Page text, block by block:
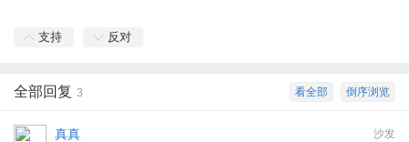
支持 反对
倒序浏览
看全部
全部回复 3
沙发
真真